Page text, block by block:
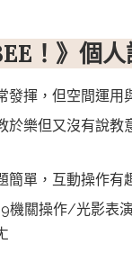
！》個
揮，但空間運用
樂但又沒有說教
單，互動操作有
機關操作/光影表